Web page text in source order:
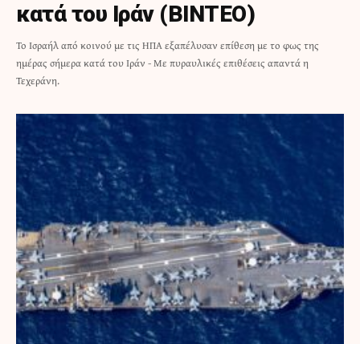
κατά του Ιράν (ΒΙΝΤΕΟ)
Το Ισραήλ από κοινού με τις ΗΠΑ εξαπέλυσαν επίθεση με το φως της
ημέρας σήμερα κατά του Ιράν - Με πυραυλικές επιθέσεις απαντά η
Τεχεράνη.